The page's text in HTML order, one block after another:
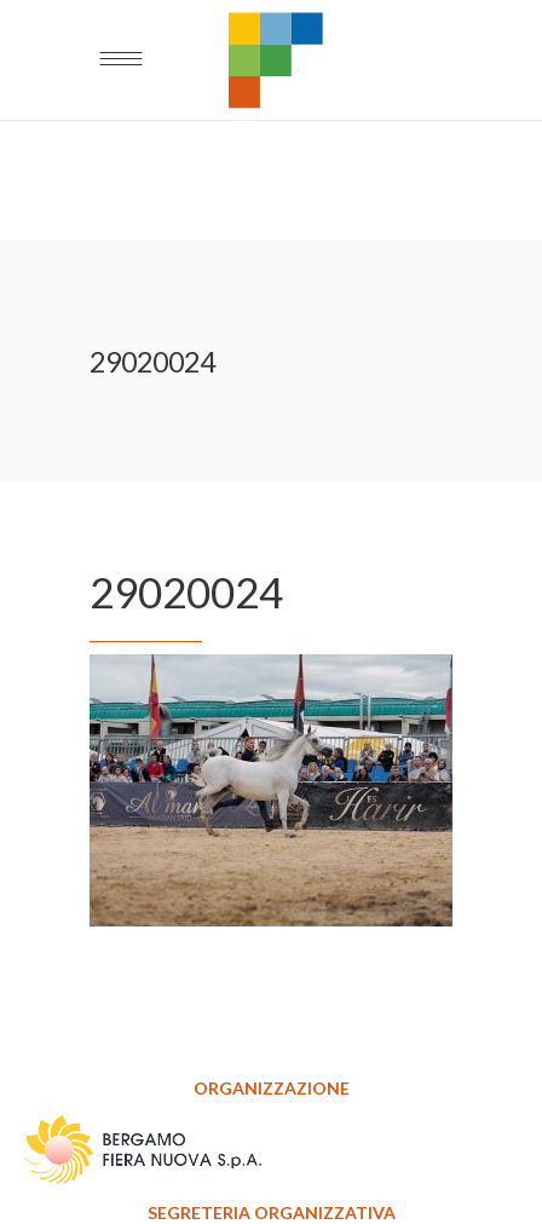
29020024
29020024
ORGANIZZAZIONE
SEGRETERIA ORGANIZZATIVA